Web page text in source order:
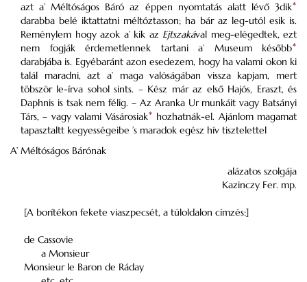
azt a’ Méltóságos Báró az éppen nyomtatás alatt lévő 3dik*
darabba belé iktattatni méltóztasson; ha bár az leg-utól esik is.
Reménylem hogy azok a’ kik az Ejtszakával meg-elégedtek, ezt
nem fogják érdemetlennek tartani a’ Museum később*
darabjába is. Egyébaránt azon esedezem, hogy ha valami okon ki
talál maradni, azt a’ maga valóságában vissza kapjam, mert
töbször le-írva sohol sints. – Kész már az első Hajós, Eraszt, és
Daphnis is tsak nem félig. – Az Aranka Ur munkáit vagy Batsányi
Társ, – vagy valami Vásárosiak*
hozhatnák-el. Ajánlom magamat
tapasztaltt kegyességeibe ’s maradok egész hív tisztelettel
A’ Méltóságos Bárónak
alázatos szolgája
Kazinczy Fer. mp.
[A borítékon fekete viaszpecsét, a túloldalon címzés:]
de Cassovie
a Monsieur
Monsieur le Baron de Ráday